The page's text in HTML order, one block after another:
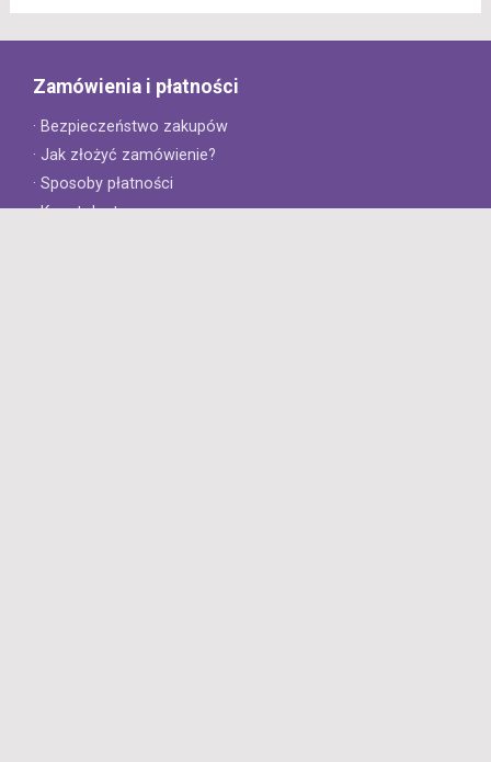
Zamówienia i płatności
· Bezpieczeństwo zakupów
· Jak złożyć zamówienie?
· Sposoby płatności
· Koszt dostawy